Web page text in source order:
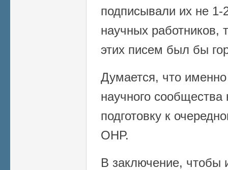
подписывали их не
научных работников,
этих писем был бы
Думается, что
научного сообщества
подготовку к
ОНР.
В заключение, чтобы